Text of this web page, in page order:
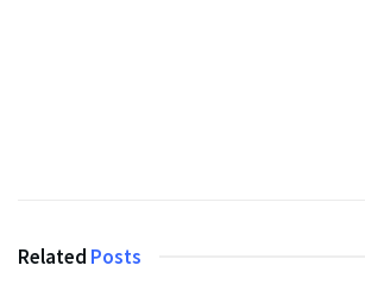
Related Posts